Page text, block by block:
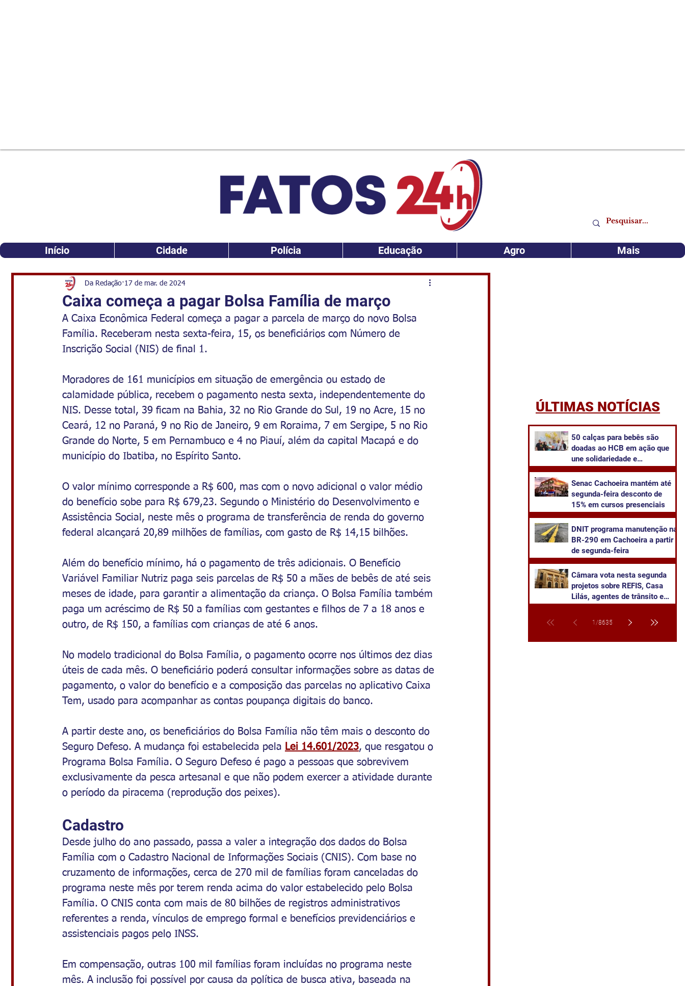
Início Cidade Polícia Educação Agro Mais
Caixa começa a pagar Bolsa Família de março
Da Redação 17 de mar. de 2024
A Caixa Econômica Federal começa a pagar a parcela de março do novo Bolsa
Família. Receberam nesta sexta-feira, 15, os beneficiários com Número de
Inscrição Social (NIS) de final 1.
Moradores de 161 municípios em situação de emergência ou estado de
calamidade pública, recebem o pagamento nesta sexta, independentemente do
NIS. Desse total, 39 ficam na Bahia, 32 no Rio Grande do Sul, 19 no Acre, 15 no
Ceará, 12 no Paraná, 9 no Rio de Janeiro, 9 em Roraima, 7 em Sergipe, 5 no Rio
Grande do Norte, 5 em Pernambuco e 4 no Piauí, além da capital Macapá e do
município do Ibatiba, no Espírito Santo.
O valor mínimo corresponde a R$ 600, mas com o novo adicional o valor médio
do benefício sobe para R$ 679,23. Segundo o Ministério do Desenvolvimento e
Assistência Social, neste mês o programa de transferência de renda do governo
federal alcançará 20,89 milhões de famílias, com gasto de R$ 14,15 bilhões.
Além do benefício mínimo, há o pagamento de três adicionais. O Benefício
Variável Familiar Nutriz paga seis parcelas de R$ 50 a mães de bebês de até seis
meses de idade, para garantir a alimentação da criança. O Bolsa Família também
paga um acréscimo de R$ 50 a famílias com gestantes e filhos de 7 a 18 anos e
outro, de R$ 150, a famílias com crianças de até 6 anos.
No modelo tradicional do Bolsa Família, o pagamento ocorre nos últimos dez dias
úteis de cada mês. O beneficiário poderá consultar informações sobre as datas de
pagamento, o valor do benefício e a composição das parcelas no aplicativo Caixa
Tem, usado para acompanhar as contas poupança digitais do banco.
A partir deste ano, os beneficiários do Bolsa Família não têm mais o desconto do
Seguro Defeso. A mudança foi estabelecida pela Lei 14.601/2023, que resgatou o
Programa Bolsa Família. O Seguro Defeso é pago a pessoas que sobrevivem
exclusivamente da pesca artesanal e que não podem exercer a atividade durante
o período da piracema (reprodução dos peixes).
Cadastro
Desde julho do ano passado, passa a valer a integração dos dados do Bolsa
Família com o Cadastro Nacional de Informações Sociais (CNIS). Com base no
cruzamento de informações, cerca de 270 mil de famílias foram canceladas do
programa neste mês por terem renda acima do valor estabelecido pelo Bolsa
Família. O CNIS conta com mais de 80 bilhões de registros administrativos
referentes a renda, vínculos de emprego formal e benefícios previdenciários e
assistenciais pagos pelo INSS.
Em compensação, outras 100 mil famílias foram incluídas no programa neste
mês. A inclusão foi possível por causa da política de busca ativa, baseada na
ÚLTIMAS NOTÍCIAS
50 calças para bebês são
doadas ao HCB em ação que
une solidariedade e
Senac Cachoeira mantém até
segunda-feira desconto de
15% em cursos presenciais
DNIT programa manutenção na
BR-290 em Cachoeira a partir
de segunda-feira
Câmara vota nesta segunda
projetos sobre REFIS, Casa
Lilás, agentes de trânsito e
1 /8635